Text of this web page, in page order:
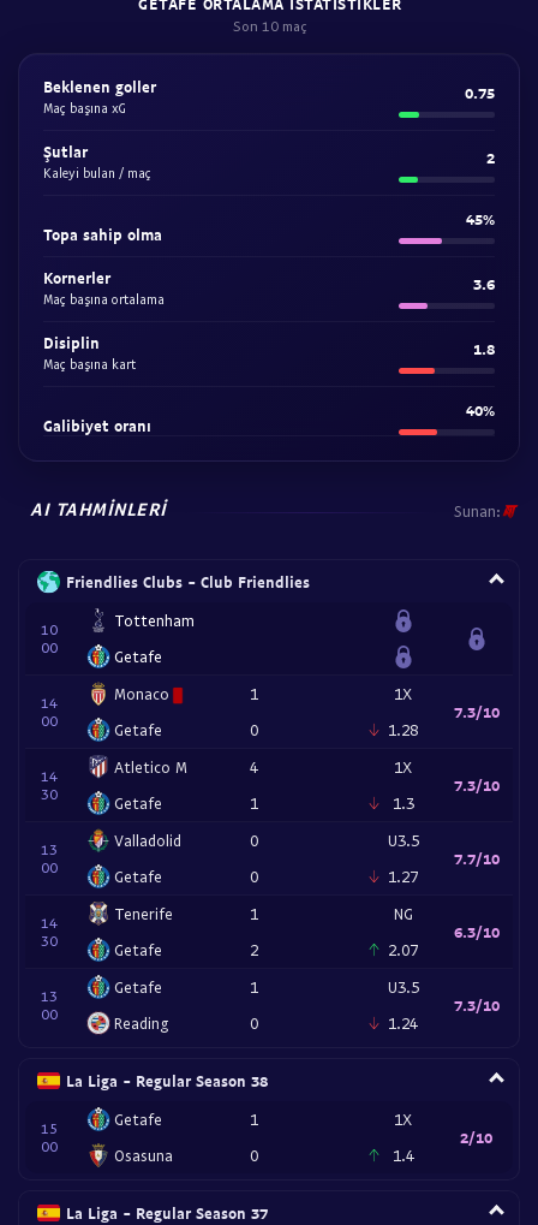
Son 10 maç
Beklenen goller
Maç başına xG
0.75
Şutlar
Kaleyi bulan / maç
2
Topa sahip olma
45%
Kornerler
Maç başına ortalama
3.6
Disiplin
Maç başına kart
1.8
Galibiyet oranı
40%
AI TAHMINLERI Sunan:
Friendlies Clubs - Club Friendlies
10
00
Tottenham
Getafe
14
00
Monaco
Getafe
1
0
1X
1.28
7.3/10
14
30
Atletico M
Getafe
4
1
1X
1.3
7.3/10
13
00
Valladolid
Getafe
0
0
U3.5
1.27
7.7/10
14
30
Tenerife
Getafe
1
2
NG
2.07
6.3/10
13
00
Getafe
Reading
1
0
U3.5
1.24
7.3/10
La Liga - Regular Season 38
15
00
Getafe
Osasuna
1
0
1X
1.4
2/10
La Liga - Regular Season 37